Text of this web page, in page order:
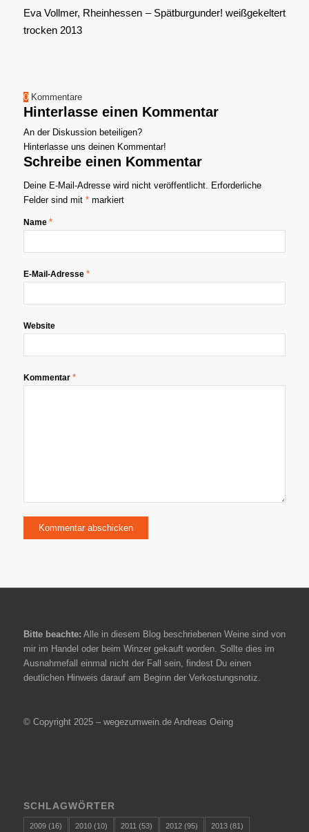
Eva Vollmer, Rheinhessen – Spätburgunder! weißgekeltert
trocken 2013
0 Kommentare
Hinterlasse einen Kommentar
An der Diskussion beteiligen?
Hinterlasse uns deinen Kommentar!
Schreibe einen Kommentar
Deine E-Mail-Adresse wird nicht veröffentlicht. Erforderliche
Felder sind mit *markiert
Name *
E-Mail-Adresse *
Website
Kommentar *
Bitte beachte: Alle in diesem Blog beschriebenen Weine sind von
mir im Handel oder beim Winzer gekauft worden. Sollte dies im
Ausnahmefall einmal nicht der Fall sein, findest Du einen
deutlichen Hinweis darauf am Beginn der Verkostungsnotiz.
© Copyright 2025 – wegezumwein.de Andreas Oeing
SCHLAGWÖRTER
2009(16) 2010(10) 2011 (53) 2012(95) 2013(81)